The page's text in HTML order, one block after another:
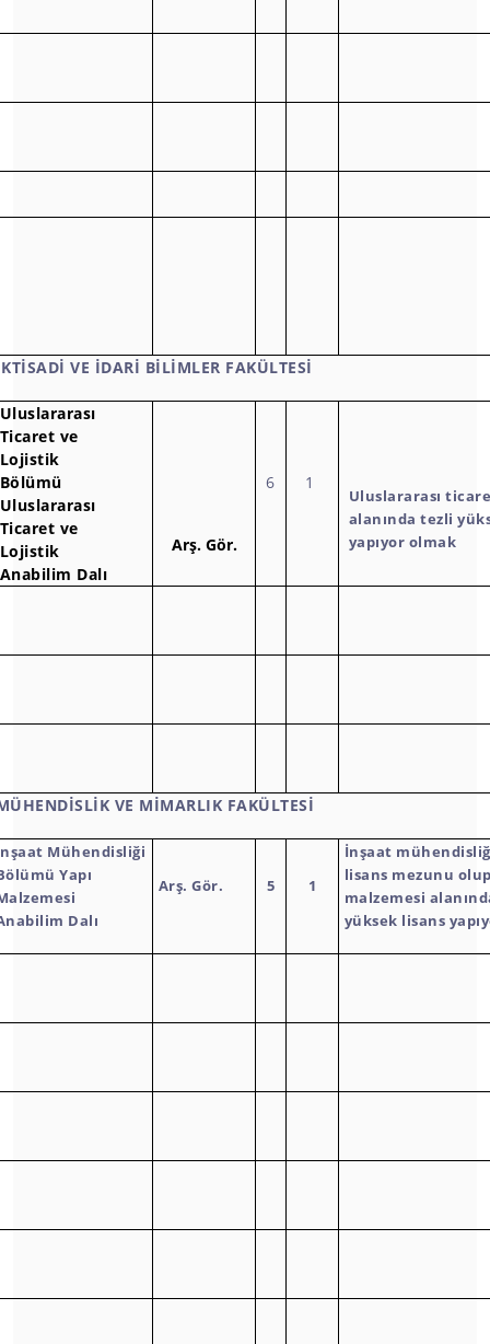
VE İDARİ BİLİMLER FAKÜLTESİ
Uluslararası
Ticaret ve
Lojistik
Bölümü
Uluslararası
Ticaret ve
Lojistik
Anabilim Dalı
Arş. Gör.
6 1
Uluslararası
alanında tezli
yapıyor olmak
VE MİMARLIK FAKÜLTESİ
Mühendisliği
Yapı
Dalı
Arş. Gör. 5 1
İnşaat
lisans mezunu
malzemesi
yüksek lisans